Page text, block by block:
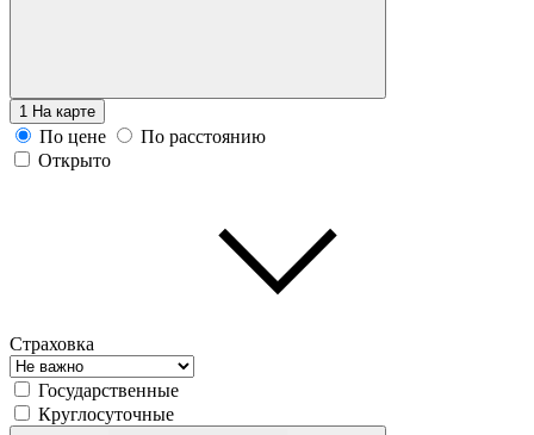
1 На карте
По цене
По расстоянию
Открыто
Страховка
Государственные
Круглосуточные